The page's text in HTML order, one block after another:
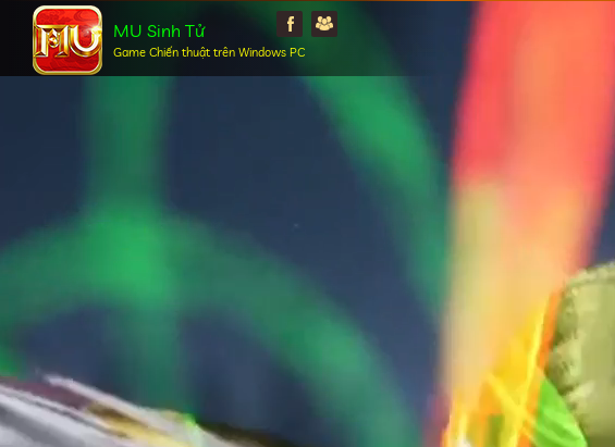
MU Sinh Tử
Game Chiến thuật trên Windows PC